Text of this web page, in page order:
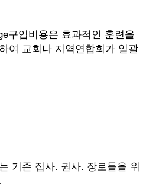
구입비용은 효과적인 훈련을
여 교회나 지역연합회가 일괄
기존 집사. 권사. 장로들을 위